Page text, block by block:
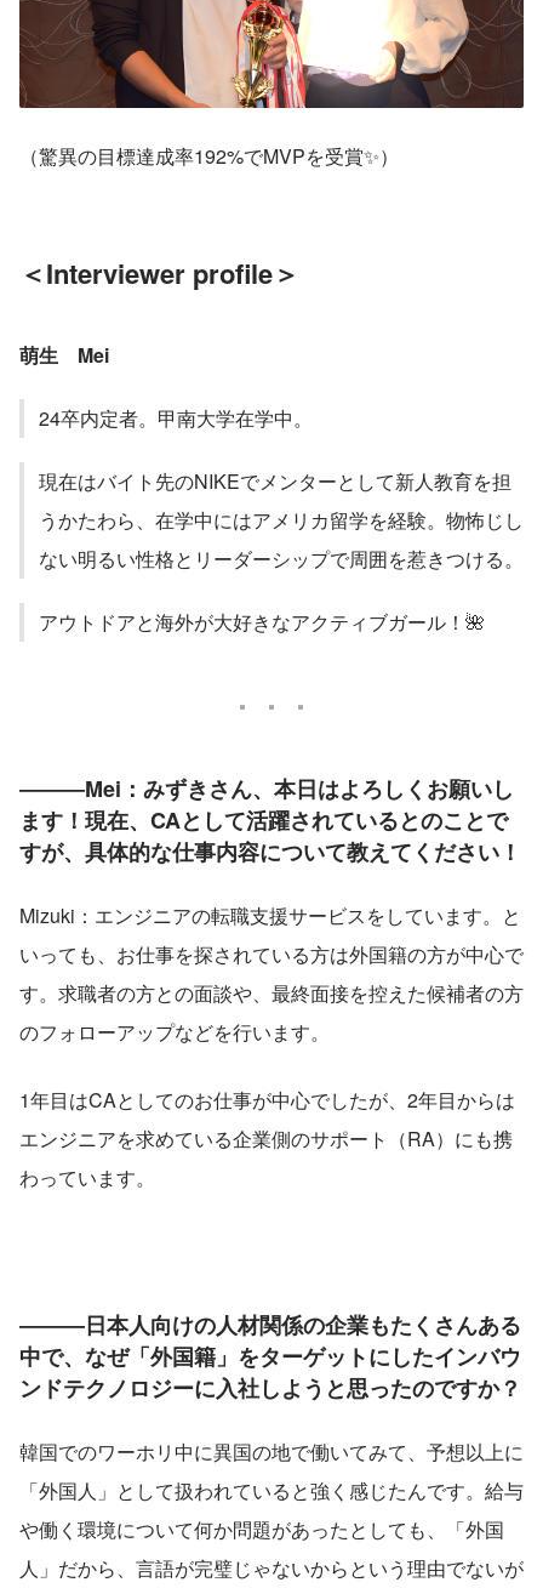
（驚異の目標達成率192%でMVPを受賞✨）
＜Interviewer profile＞
萌生　Mei
24卒内定者。甲南大学在学中。
現在はバイト先のNIKEでメンターとして新人教育を担
うかたわら、在学中にはアメリカ留学を経験。物怖じし
ない明るい性格とリーダーシップで周囲を惹きつける。
アウトドアと海外が大好きなアクティブガール！🌺
―――Mei：みずきさん、本日はよろしくお願いし
ます！現在、CAとして活躍されているとのことで
すが、具体的な仕事内容について教えてください！
Mizuki：エンジニアの転職支援サービスをしています。と
いっても、お仕事を探されている方は外国籍の方が中心で
す。求職者の方との面談や、最終面接を控えた候補者の方
のフォローアップなどを行います。
1年目はCAとしてのお仕事が中心でしたが、2年目からは
エンジニアを求めている企業側のサポート（RA）にも携
わっています。
―――日本人向けの人材関係の企業もたくさんある
中で、なぜ「外国籍」をターゲットにしたインバウ
ンドテクノロジーに入社しようと思ったのですか？
韓国でのワーホリ中に異国の地で働いてみて、予想以上に
「外国人」として扱われていると強く感じたんです。給与
や働く環境について何か問題があったとしても、「外国
人」だから、言語が完璧じゃないからという理由でないが